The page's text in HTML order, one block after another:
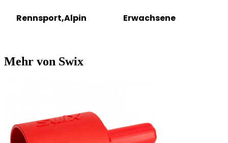
Rennsport,Alpin Erwachsene
Mehr von Swix